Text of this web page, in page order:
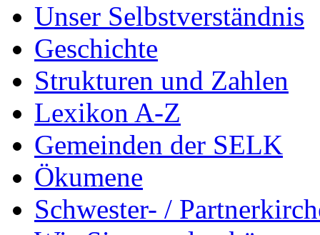
Unser Selbstverständnis
Geschichte
Strukturen und Zahlen
Lexikon A-Z
Gemeinden der SELK
Ökumene
Schwester- /